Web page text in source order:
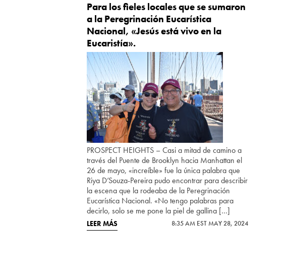
Para los fieles locales que se sumaron
a la Peregrinación Eucarística
Nacional, «Jesús está vivo en la
Eucaristía».
PROSPECT HEIGHTS – Casi a mitad de camino a
través del Puente de Brooklyn hacia Manhattan el
26 de mayo, «increíble» fue la única palabra que
Riya D’Souza-Pereira pudo encontrar para describir
la escena que la rodeaba de la Peregrinación
Eucarística Nacional. «No tengo palabras para
decirlo, solo se me pone la piel de gallina […]
LEER MÁS 8:35 AM EST MAY 28, 2024